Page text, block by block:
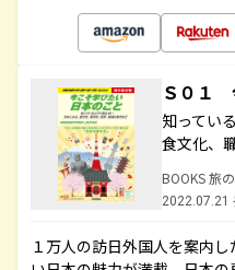
Ｓ０１
知ってい
食文化、
BOOKS 旅
2022.07.21
１万人の訪日外国人を案内